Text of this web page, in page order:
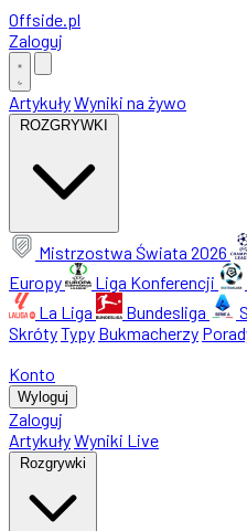
Offside.pl
Zaloguj
ArtykułyWyniki na żywo
ROZGRYWKI
Mistrzostwa Świata 2026
Europy
Liga Konferencji
La Liga
Bundesliga
SkrótyTypy Bukmacherzy
Konto
Wyloguj
Zaloguj
ArtykułyWyniki Live
Rozgrywki